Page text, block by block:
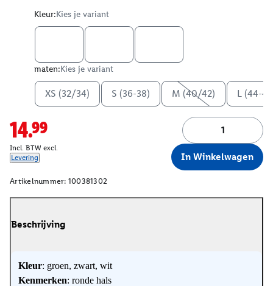
Kleur:Kies je variant
maten:Kies je variant
XS (32/34) S (36-38) M (40/42) L (44-
14.99
Incl. BTW excl.
Levering
In Winkelwagen
Artikelnummer: 100381302
Beschrijving
Kleur: groen, zwart, wit
Kenmerken: ronde hals